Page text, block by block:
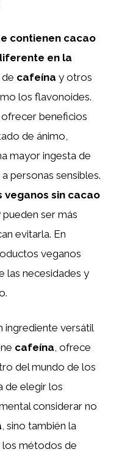
contienen cacao
en la
cafeína y otros
los flavonoides.
beneficios
de ánimo,
mayor ingesta de
personas sensibles.
veganos sin cacao
ser más
evitarla. En
veganos
las necesidades y
ingrediente versátil
cafeína, ofrece
del mundo de los
de elegir los
considerar no
, sino también la
los métodos de